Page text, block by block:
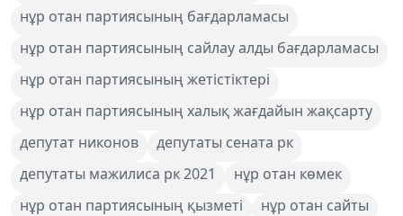
нұр отан партиясының бағдарламасы
нұр отан партиясының сайлау алды бағдарламасы
нұр отан партиясының жетістіктері
нұр отан партиясының халық жағдайын жақсарту
депутат никонов
депутаты сената рк
депутаты мажилиса рк 2021
нұр отан көмек
нұр отан партиясының қызметі
нұр отан сайты